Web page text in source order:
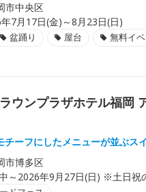
市中央区
7月17日(金)～8月23日(日)
盆踊り 屋台 無料イ
ウンプラザホテル福岡
チーフにしたメニューが並ぶス
市博多区
～2026年9月27日(日) ※土日祝